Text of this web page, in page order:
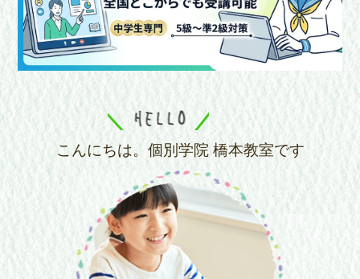
こんにちは。個別学院 橋本教室です